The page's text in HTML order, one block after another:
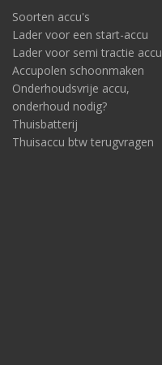
Soorten accu's
Lader voor een start-accu
Lader voor semi tractie accu
Accupolen schoonmaken
Onderhoudsvrije accu,
onderhoud nodig?
Thuisbatterij
Thuisaccu btw terugvragen